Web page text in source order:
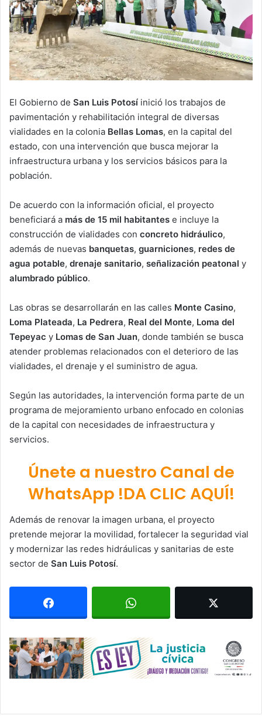
El Gobierno de San Luis Potosí inició los trabajos de
pavimentación y rehabilitación integral de diversas
vialidades en la colonia Bellas Lomas, en la capital del
estado, con una intervención que busca mejorar la
infraestructura urbana y los servicios básicos para la
población.
De acuerdo con la información oficial, el proyecto
beneficiará a más de 15 mil habitantes e incluye la
construcción de vialidades con concreto hidráulico,
además de nuevas banquetas, guarniciones, redes de
agua potable, drenaje sanitario, señalización peatonal y
alumbrado público.
Las obras se desarrollarán en las calles Monte Casino,
Loma Plateada, La Pedrera, Real del Monte, Loma del
Tepeyac y Lomas de San Juan, donde también se busca
atender problemas relacionados con el deterioro de las
vialidades, el drenaje y el suministro de agua.
Según las autoridades, la intervención forma parte de un
programa de mejoramiento urbano enfocado en colonias
de la capital con necesidades de infraestructura y
servicios.
Únete a nuestro Canal de
WhatsApp !DA CLIC AQUÍ!
Además de renovar la imagen urbana, el proyecto
pretende mejorar la movilidad, fortalecer la seguridad vial
y modernizar las redes hidráulicas y sanitarias de este
sector de San Luis Potosí.